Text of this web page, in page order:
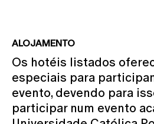
ALOJAMENTO
Os hotéis listados
especiais para
evento, devendo para
participar num evento